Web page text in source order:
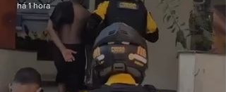
há 1 hora